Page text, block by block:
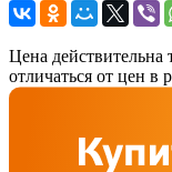
Цена действительна
отличаться от цен в